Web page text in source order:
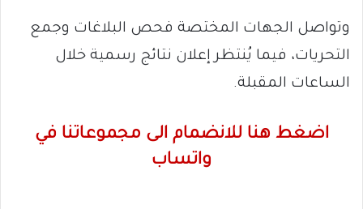
وتواصل الجهات المختصة فحص البلاغات وجمع
التحريات، فيما يُنتظر إعلان نتائج رسمية خلال
الساعات المقبلة.
اضغط هنا للانضمام الى مجموعاتنا في
واتساب